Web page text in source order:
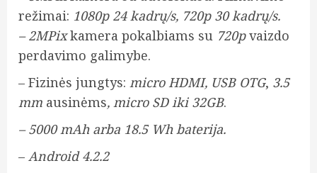
režimai: 1080p 24 kadrų/s, 720p 30 kadrų/s.
– 2MPixkamera pokalbiams su 720pvaizdo
perdavimo galimybe.
– Fizinės jungtys: micro HDMI, USB OTG, 3.5
mm ausinėms, micro SD iki 32GB.
– 5000 mAh arba 18.5 Wh baterija.
– Android 4.2.2